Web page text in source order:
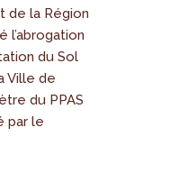
de la Région
l’abrogation
du Sol
Ville de
du PPAS
par le